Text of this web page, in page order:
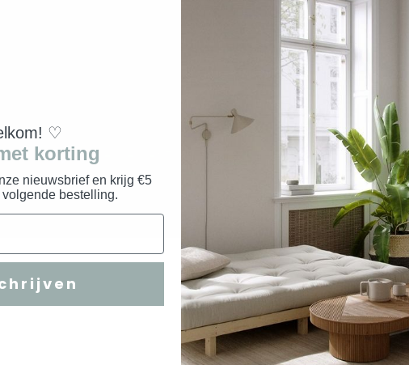
♡
korting
nieuwsbrief en krijg €5
bestelling.